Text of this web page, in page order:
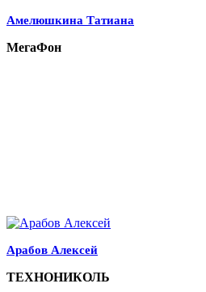
Амелюшкина Татиана
МегаФон
Арабов Алексей
ТЕХНОНИКОЛЬ